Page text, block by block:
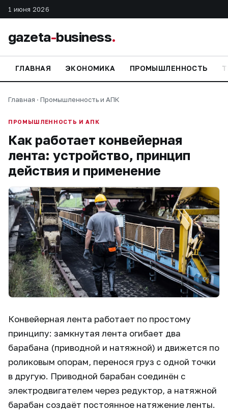
1 июня 2026
gazeta-business.
ГЛАВНАЯ ЭКОНОМИКА ПРОМЫШЛЕННОСТЬ
Главная · Промышленность и АПК
ПРОМЫШЛЕННОСТЬ И АПК
Как работает конвейерная
лента: устройство, принцип
действия и применение
Конвейерная лента работает по простому
принципу: замкнутая лента огибает два
барабана (приводной и натяжной) и движется по
роликовым опорам, перенося груз с одной точки
в другую. Приводной барабан соединён с
электродвигателем через редуктор, а натяжной
барабан создаёт постоянное натяжение ленты.